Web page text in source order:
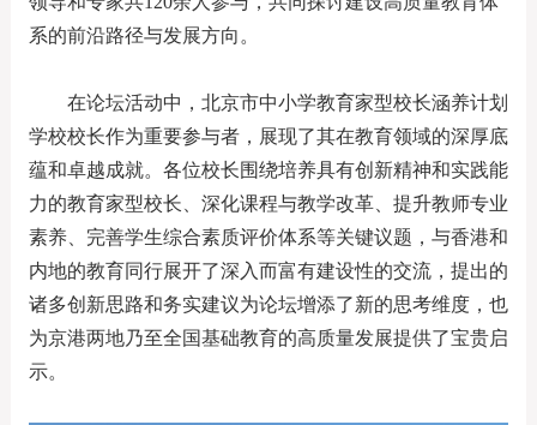
系的前沿路径与发展方向。
在论坛活动中，北京市中小学教育家型校长涵养计划
学校校长作为重要参与者，展现了其在教育领域的深厚底
蕴和卓越成就。各位校长围绕培养具有创新精神和实践能
力的教育家型校长、深化课程与教学改革、提升教师专业
素养、完善学生综合素质评价体系等关键议题，与香港和
内地的教育同行展开了深入而富有建设性的交流，提出的
诸多创新思路和务实建议为论坛增添了新的思考维度，也
为京港两地乃至全国基础教育的高质量发展提供了宝贵启
示。